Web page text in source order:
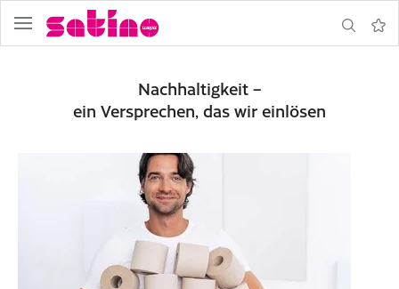
Navigation
Suche
Nachhaltigkeit –
ein Versprechen, das wir einlösen